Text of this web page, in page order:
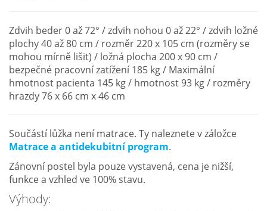
Zdvih beder 0 až 72° / zdvih nohou 0 až 22° / zdvih ložné
plochy 40 až 80 cm / rozměr 220 x 105 cm (rozměry se
mohou mírně lišit) / ložná plocha 200 x 90 cm /
bezpečné pracovní zatížení 185 kg / Maximální
hmotnost pacienta 145 kg / hmotnost 93 kg / rozměry
hrazdy 76 x 66 cm x 46 cm
Součástí lůžka není matrace. Ty naleznete v záložce
Matrace a antidekubitní program.
Zánovní postel byla pouze vystavená, cena je nižší,
funkce a vzhled ve 100% stavu.
Výhody: